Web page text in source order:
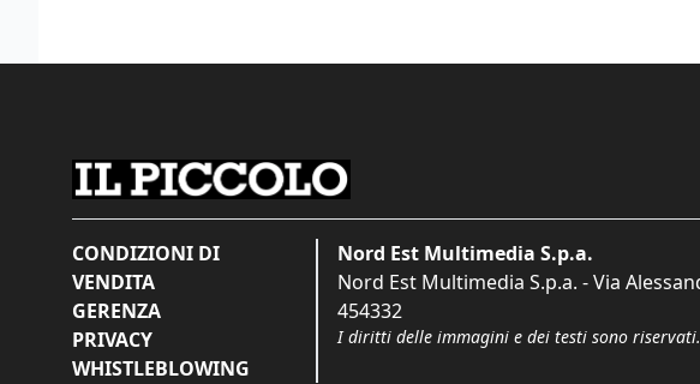
CONDIZIONI DI
VENDITA
GERENZA
PRIVACY
WHISTLEBLOWING
Nord Est Multimedia S.p.a.
Nord Est Multimedia S.p.a. - Via
454332
I diritti delle immagini e dei testi sono